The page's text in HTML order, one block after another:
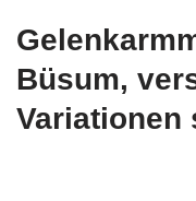
Büsum,
Variationen